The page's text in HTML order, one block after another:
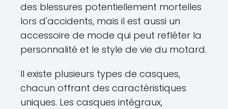
des blessures potentiellement mortelles
lors d'accidents, mais il est aussi un
accessoire de mode qui peut refléter la
personnalité et le style de vie du motard.
Il existe plusieurs types de casques,
chacun offrant des caractéristiques
uniques. Les casques intégraux,